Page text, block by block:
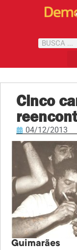
Cinco
04/12/2013
Guimarães